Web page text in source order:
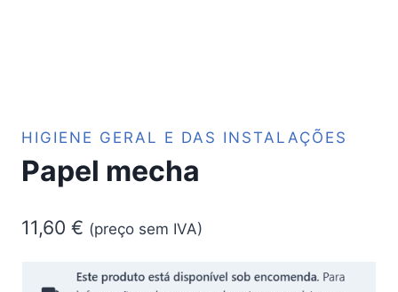
HIGIENE GERAL E DAS INSTALAÇÕES
Papel mecha
11,60 € (preço sem IVA)